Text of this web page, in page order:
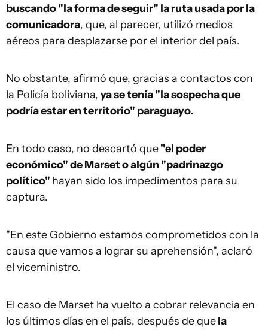
buscando "la forma de seguir" la ruta usada por la
comunicadora, que, al parecer, utilizó medios
aéreos para desplazarse por el interior del país.
No obstante, afirmó que, gracias a contactos con
la Policía boliviana, ya se tenía "la sospecha que
podría estar en territorio" paraguayo.
En todo caso, no descartó que"el poder
económico" de Marset o algún "padrinazgo
político" hayan sido los impedimentos para su
captura.
"En este Gobierno estamos comprometidos con la
causa que vamos a lograr su aprehensión", aclaró
el viceministro.
El caso de Marset ha vuelto a cobrar relevancia en
los últimos días en el país, después de quela